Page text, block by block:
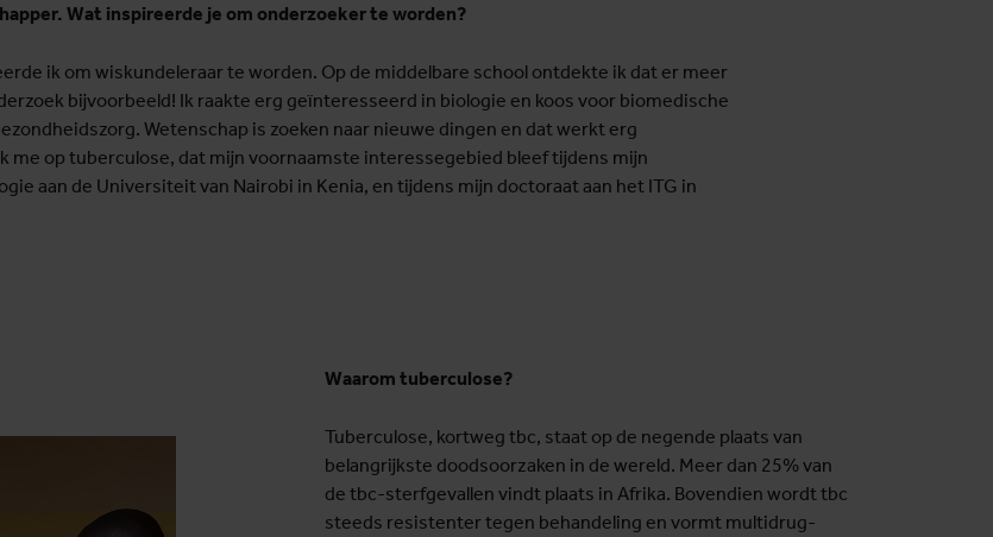
Wat inspireerde je om onderzoeker te worden?
ik om wiskundeleraar te worden. Op de middelbare school ontdekte ik dat er meer
bijvoorbeeld! Ik raakte erg geïnteresseerd in biologie en koos voor biomedische
Wetenschap is zoeken naar nieuwe dingen en dat werkt erg
me op tuberculose, dat mijn voornaamste interessegebied bleef tijdens mijn
aan de Universiteit van Nairobi in Kenia, en tijdens mijn doctoraat aan het ITG in
Waarom tuberculose?
Tuberculose, kortweg tbc, staat op de negende plaats van
belangrijkste doodsoorzaken in de wereld. Meer dan 25% van
de tbc-sterfgevallen vindt plaats in Afrika. Bovendien wordt tbc
steeds resistenter tegen behandeling en vormt multidrug-